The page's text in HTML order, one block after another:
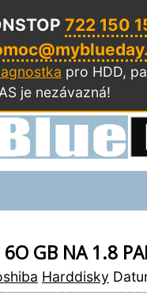
722 150
pro HDD,
je nezávazná!
GB NA 1.8
Harddisky